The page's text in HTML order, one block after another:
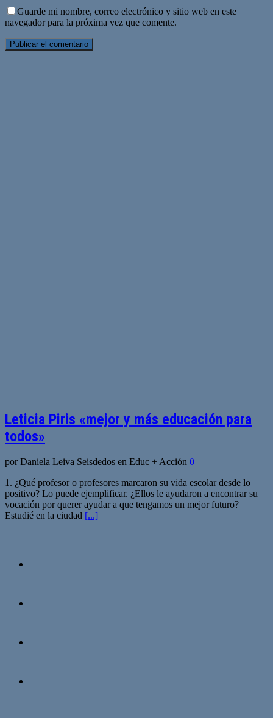
Guarde mi nombre, correo electrónico y sitio web en este
navegador para la próxima vez que comente.
Leticia Piris «mejor y más educación para
todos»
por Daniela Leiva Seisdedos en Educ + Acción 0
1. ¿Qué profesor o profesores marcaron su vida escolar desde lo
positivo? Lo puede ejemplificar. ¿Ellos le ayudaron a encontrar su
vocación por querer ayudar a que tengamos un mejor futuro?
Estudié en la ciudad [...]